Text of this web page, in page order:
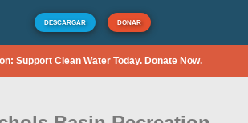
DESCARGAR DONAR
Support Clean Water Today. Donate Now.